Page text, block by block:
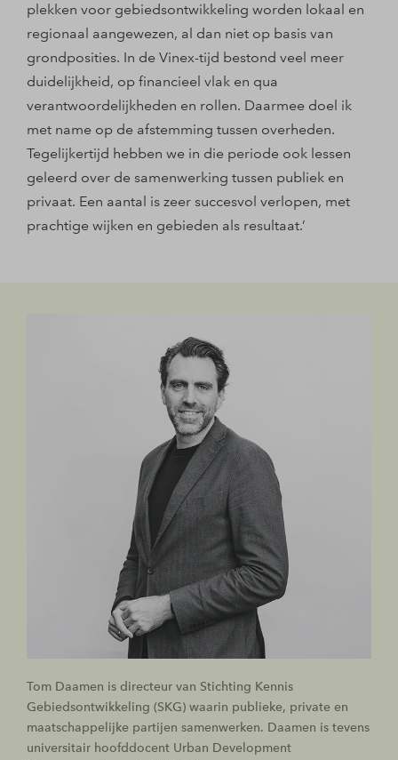
plekken voor gebiedsontwikkeling worden lokaal en
regionaal aangewezen, al dan niet op basis van
grondposities. In de Vinex-tijd bestond veel meer
duidelijkheid, op financieel vlak en qua
verantwoordelijkheden en rollen. Daarmee doel ik
met name op de afstemming tussen overheden.
Tegelijkertijd hebben we in die periode ook lessen
geleerd over de samenwerking tussen publiek en
privaat. Een aantal is zeer succesvol verlopen, met
prachtige wijken en gebieden als resultaat.’
Tom Daamen is directeur van Stichting Kennis
Gebiedsontwikkeling (SKG) waarin publieke, private en
maatschappelijke partijen samenwerken. Daamen is tevens
universitair hoofddocent Urban Development